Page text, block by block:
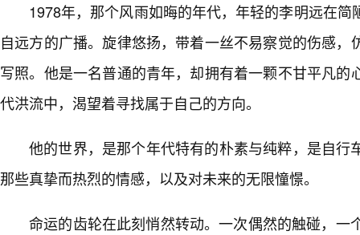
1978年，那个风雨如晦的年代，年轻的李明远在
自远方的广播。旋律悠扬，带着一丝不易察觉的伤感
写照。他是一名普通的青年，却拥有着一颗不甘平凡的
代洪流中，渴望着寻找属于自己的方向。
他的世界，是那个年代特有的朴素与纯粹，是自行
那些真挚而热烈的情感，以及对未来的无限憧憬。
命运的齿轮在此刻悄然转动。一次偶然的触碰，一